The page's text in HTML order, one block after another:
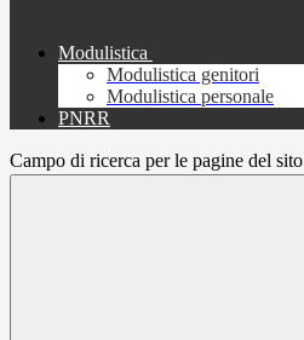
Modulistica
Modulistica genitori
Modulistica personale
PNRR
Campo di ricerca per le pagine del sito